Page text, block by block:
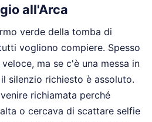
all'Arca
verde della tomba di
vogliono compiere. Spesso
ma se c'è una messa in
silenzio richiesto è assoluto.
richiamata perché
o cercava di scattare selfie